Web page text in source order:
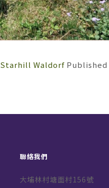
Starhill Waldorf Published
聯絡我們
大埔林村塘面村156號